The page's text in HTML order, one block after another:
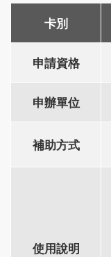
卡別
申請資格
申辦單位
補助方式
使用說明